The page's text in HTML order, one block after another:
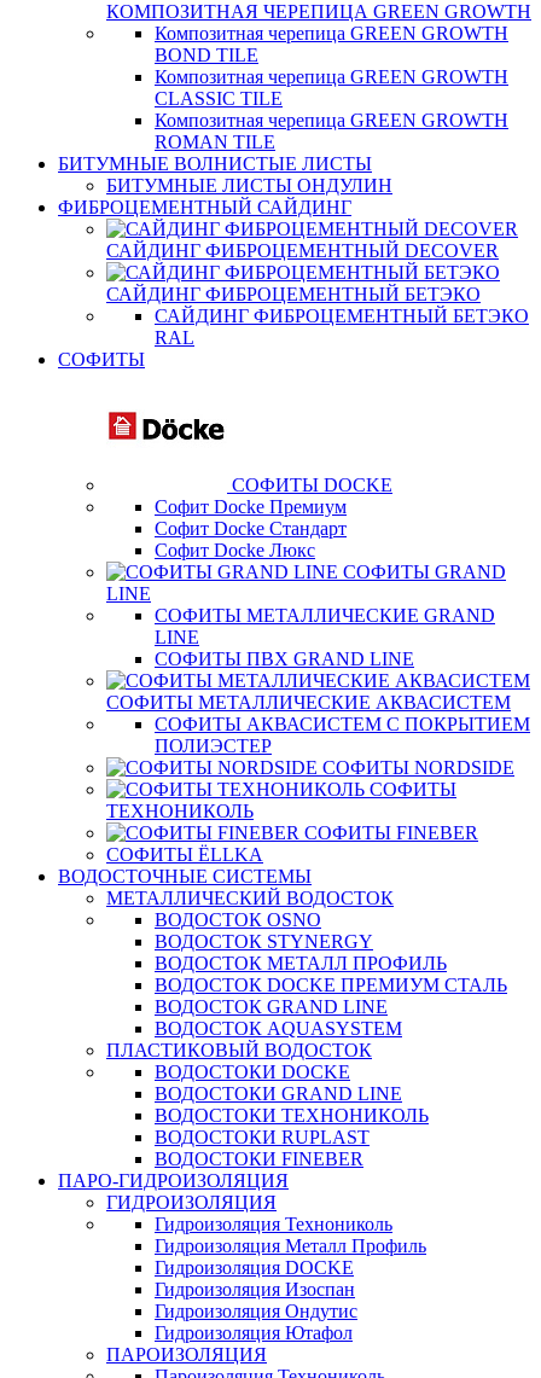
КОМПОЗИТНАЯ ЧЕРЕПИЦА GREEN GROWTH
Композитная черепица GREEN GROWTH
BOND TILE
Композитная черепица GREEN GROWTH
CLASSIC TILE
Композитная черепица GREEN GROWTH
ROMAN TILE
БИТУМНЫЕ ВОЛНИСТЫЕ ЛИСТЫ
БИТУМНЫЕ ЛИСТЫ ОНДУЛИН
ФИБРОЦЕМЕНТНЫЙ САЙДИНГ
САЙДИНГ ФИБРОЦЕМЕНТНЫЙ DECOVER
САЙДИНГ ФИБРОЦЕМЕНТНЫЙ БЕТЭКО
САЙДИНГ ФИБРОЦЕМЕНТНЫЙ БЕТЭКО
RAL
СОФИТЫ
СОФИТЫ DOCKE
Софит Docke Премиум
Софит Docke Стандарт
Софит Docke Люкс
СОФИТЫ GRAND
LINE
СОФИТЫ МЕТАЛЛИЧЕСКИЕ GRAND
LINE
СОФИТЫ ПВХ GRAND LINE
СОФИТЫ МЕТАЛЛИЧЕСКИЕ АКВАСИСТЕМ
СОФИТЫ АКВАСИСТЕМ С ПОКРЫТИЕМ
ПОЛИЭСТЕР
СОФИТЫ NORDSIDE
СОФИТЫ
ТЕХНОНИКОЛЬ
СОФИТЫ FINEBER
СОФИТЫ ЁLLKA
ВОДОСТОЧНЫЕ СИСТЕМЫ
МЕТАЛЛИЧЕСКИЙ ВОДОСТОК
ВОДОСТОК OSNO
ВОДОСТОК STYNERGY
ВОДОСТОК МЕТАЛЛ ПРОФИЛЬ
ВОДОСТОК DOCKE ПРЕМИУМ СТАЛЬ
ВОДОСТОК GRAND LINE
ВОДОСТОК AQUASYSTEM
ПЛАСТИКОВЫЙ ВОДОСТОК
ВОДОСТОКИ DOCKE
ВОДОСТОКИ GRAND LINE
ВОДОСТОКИ ТЕХНОНИКОЛЬ
ВОДОСТОКИ RUPLAST
ВОДОСТОКИ FINEBER
ПАРО-ГИДРОИЗОЛЯЦИЯ
ГИДРОИЗОЛЯЦИЯ
Гидроизоляция Технониколь
Гидроизоляция Металл Профиль
Гидроизоляция DOCKE
Гидроизоляция Изоспан
Гидроизоляция Ондутис
Гидроизоляция Ютафол
ПАРОИЗОЛЯЦИЯ